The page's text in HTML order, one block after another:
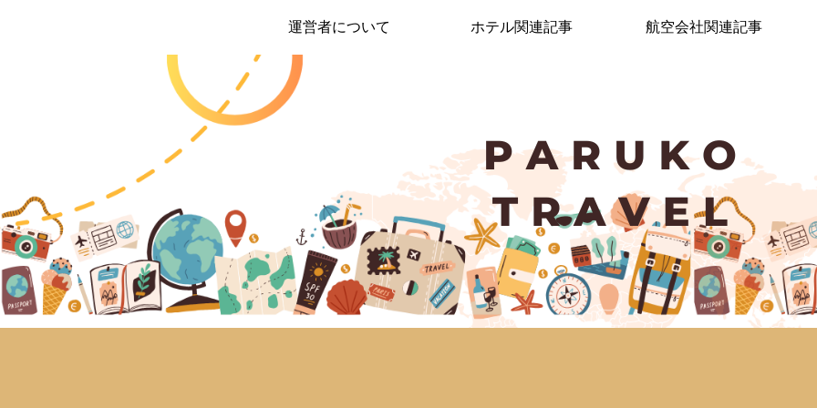
運営者について ホテル関連記事 航空会社関連記事